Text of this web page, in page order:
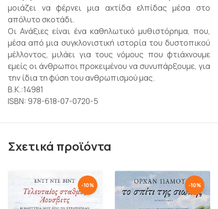
μοιάζει να φέρνει μια αχτίδα ελπίδας μέσα στο
απόλυτο σκοτάδι.
Οι Ανάξιες είναι ένα καθηλωτικό μυθιστόρημα, που,
μέσα από μια συγκλονιστική ιστορία του δυστοπικού
μέλλοντος, μιλάει για τους νόμους που φτιάχνουμε
εμείς οι άνθρωποι προκειμένου να συνυπάρξουμε, για
την ίδια τη φύση του ανθρωπισμού μας.
Β.Κ.:14981
ISBN: 978-618-07-0720-5
Σχετικά προϊόντα
-10% -10%